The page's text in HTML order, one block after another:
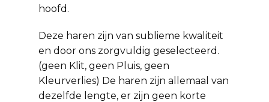
hoofd.
Deze haren zijn van sublieme kwaliteit
en door ons zorgvuldig geselecteerd.
(geen Klit, geen Pluis, geen
Kleurverlies) De haren zijn allemaal van
dezelfde lengte, er zijn geen korte